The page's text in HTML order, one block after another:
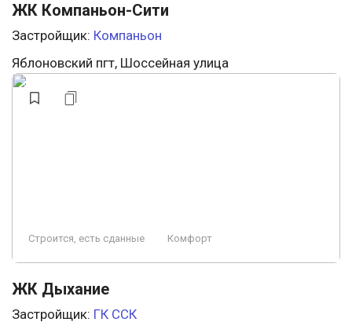
ЖК Компаньон-Сити
Застройщик: Компаньон
Яблоновский пгт, Шоссейная улица
Строится, есть сданные Комфорт
ЖК Дыхание
Застройщик: ГК ССК